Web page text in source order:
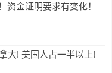
资金证明要求有变化！
大! 美国人占一半以上!